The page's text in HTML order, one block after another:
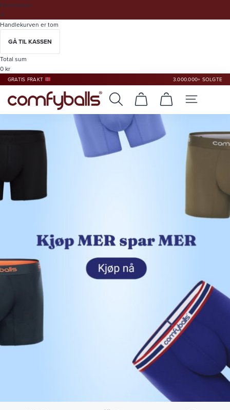
Handlekurv
✕
Handlekurven er tom
GÅ TIL KASSEN
Total sum
0kr
GRATIS FRAKT 3.000.000+ SOLGTE